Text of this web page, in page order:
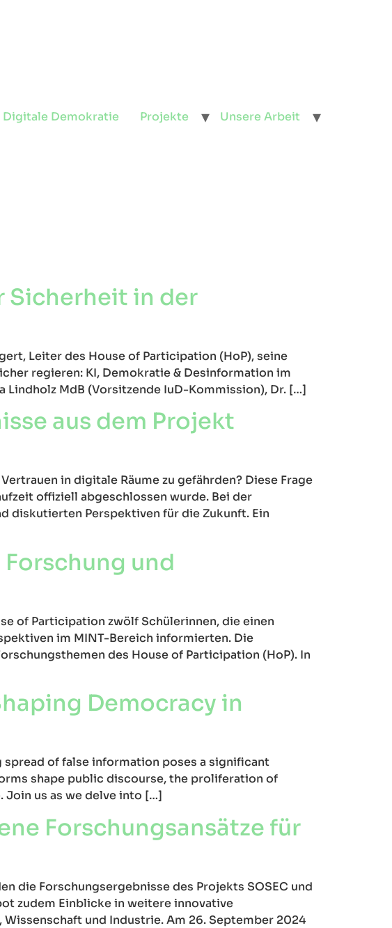
Digitale Demokratie Projekte Unsere Arbeit
Sicherheit in der
Leiter des House of Participation (HoP), seine
regieren: KI, Demokratie & Desinformation im
Lindholz MdB (Vorsitzende IuD-Kommission), Dr. […]
aus dem Projekt
in digitale Räume zu gefährden? Diese Frage
offiziell abgeschlossen wurde. Bei der
diskutierten Perspektiven für die Zukunft. Ein
Forschung und
of Participation zwölf Schülerinnen, die einen
im MINT-Bereich informierten. Die
des House of Participation (HoP). In
Democracy in
of false information poses a significant
shape public discourse, the proliferation of
us as we delve into […]
Forschungsansätze für
die Forschungsergebnisse des Projekts SOSEC und
zudem Einblicke in weitere innovative
und Industrie. Am 26. September 2024